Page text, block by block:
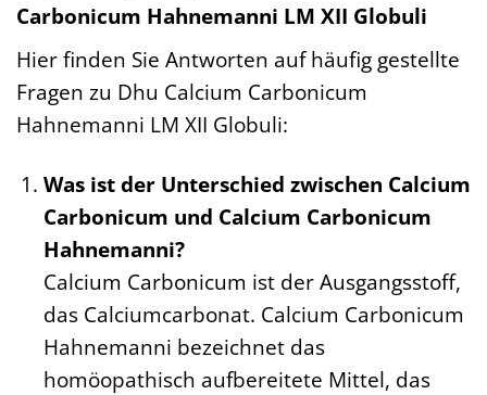
Carbonicum Hahnemanni LM XII Globuli
Hier finden Sie Antworten auf häufig gestellte
Fragen zu Dhu Calcium Carbonicum
Hahnemanni LM XII Globuli:
Was ist der Unterschied zwischen Calcium
Carbonicum und Calcium Carbonicum
Hahnemanni?
Calcium Carbonicum ist der Ausgangsstoff,
das Calciumcarbonat. Calcium Carbonicum
Hahnemanni bezeichnet das
homöopathisch aufbereitete Mittel, das